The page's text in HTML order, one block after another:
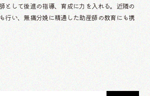
として後進の指導、育成に力を入れる。近隣の
行い、無痛分娩に精通した助産師の教育にも携